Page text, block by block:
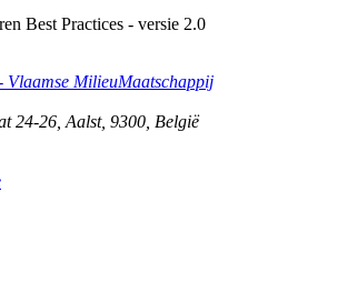
Best Practices - versie 2.0
Vlaamse MilieuMaatschappij
24-26 Aalst, 9300 België